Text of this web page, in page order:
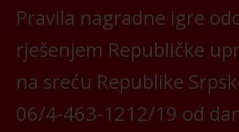
Pravila nagradne igre
rješenjem Republičke
na sreću Republike
06/4-463-1212/19 od